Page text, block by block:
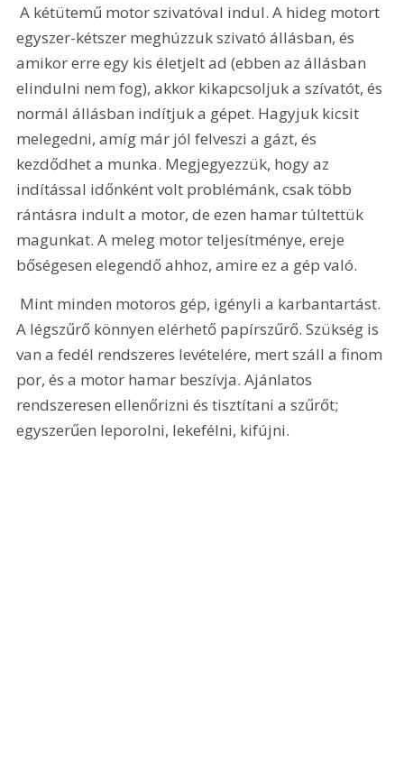
A kétütemű motor szivatóval indul. A hideg motort
egyszer-kétszer meghúzzuk szivató állásban, és
amikor erre egy kis életjelt ad (ebben az állásban
elindulni nem fog), akkor kikapcsoljuk a szívatót, és
normál állásban indítjuk a gépet. Hagyjuk kicsit
melegedni, amíg már jól felveszi a gázt, és
kezdődhet a munka. Megjegyezzük, hogy az
indítással időnként volt problémánk, csak több
rántásra indult a motor, de ezen hamar túltettük
magunkat. A meleg motor teljesítménye, ereje
bőségesen elegendő ahhoz, amire ez a gép való.
A légszűrő könnyen elérhető papírszűrő. Szükség is
van a fedél rendszeres levételére, mert száll a finom
por, és a motor hamar beszívja. Ajánlatos
rendszeresen ellenőrizni és tisztítani a szűrőt;
egyszerűen leporolni, lekefélni, kifújni.